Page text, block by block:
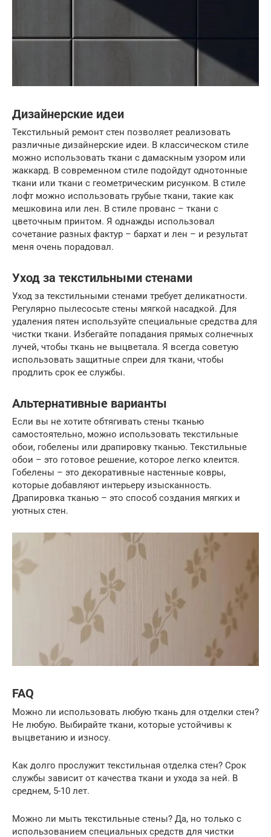
Дизайнерские идеи
Текстильный ремонт стен позволяет реализовать
различные дизайнерские идеи. В классическом стиле
можно использовать ткани с дамаскным узором или
жаккард. В современном стиле подойдут однотонные
ткани или ткани с геометрическим рисунком. В стиле
лофт можно использовать грубые ткани, такие как
мешковина или лен. В стиле прованс – ткани с
цветочным принтом. Я однажды использовал
сочетание разных фактур – бархат и лен – и результат
меня очень порадовал.
Уход за текстильными стенами
Уход за текстильными стенами требует деликатности.
Регулярно пылесосьте стены мягкой насадкой. Для
удаления пятен используйте специальные средства для
чистки ткани. Избегайте попадания прямых солнечных
лучей, чтобы ткань не выцветала. Я всегда советую
использовать защитные спреи для ткани, чтобы
продлить срок ее службы.
Альтернативные варианты
Если вы не хотите обтягивать стены тканью
самостоятельно, можно использовать текстильные
обои, гобелены или драпировку тканью. Текстильные
обои – это готовое решение, которое легко клеится.
Гобелены – это декоративные настенные ковры,
которые добавляют интерьеру изысканность.
Драпировка тканью – это способ создания мягких и
уютных стен.
FAQ
Можно ли использовать любую ткань для отделки стен?
Не любую. Выбирайте ткани, которые устойчивы к
выцветанию и износу.
Как долго прослужит текстильная отделка стен? Срок
службы зависит от качества ткани и ухода за ней. В
среднем, 5-10 лет.
Можно ли мыть текстильные стены? Да, но только с
использованием специальных средств для чистки